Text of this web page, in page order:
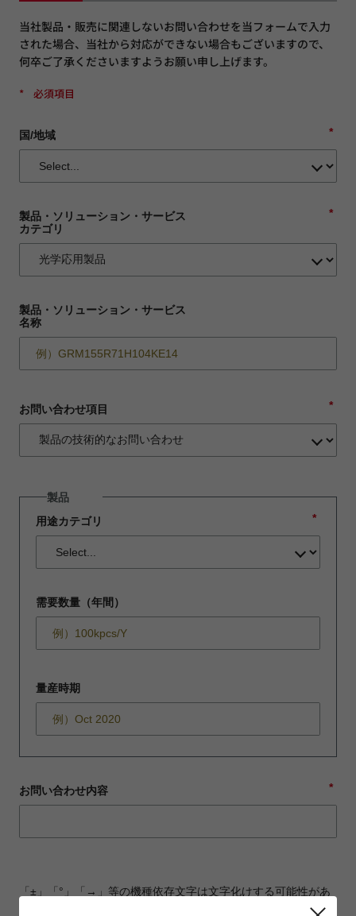
当社製品・販売に関連しないお問い合わせを当フォームで入力
された場合、当社から対応ができない場合もございますので、
何卒ご了承くださいますようお願い申し上げます。
* 必須項目
*
国/地域
*
製品・ソリューション・サービス
カテゴリ
製品・ソリューション・サービス
名称
*
お問い合わせ項目
製品
*
用途カテゴリ
需要数量（年間）
量産時期
*
お問い合わせ内容
「±」「°」「→」等の機種依存文字は文字化けする可能性があ